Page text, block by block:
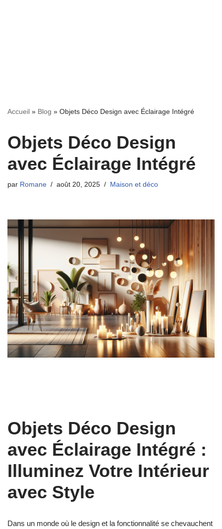
Accueil » Blog » Objets Déco Design avec Éclairage Intégré
Objets Déco Design
avec Éclairage Intégré
par Romane août 20, 2025 Maison et déco
Objets Déco Design
avec Éclairage Intégré :
Illuminez Votre Intérieur
avec Style
Dans un monde où le design et la fonctionnalité se chevauchent